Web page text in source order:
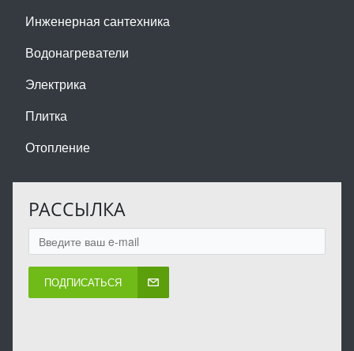
Инженерная сантехника
Водонагреватели
Электрика
Плитка
Отопление
РАССЫЛКА
ПОДПИСАТЬСЯ